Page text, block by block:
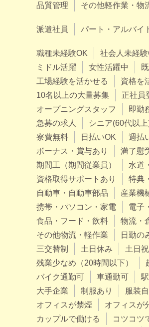
品質管理
その他軽作業・物
派遣社員 パート・アルバイ
職種未経験OK 社会人未経
ミドル活躍
女性活躍中
工場経験を活かせる
資格を
10名以上の大量募集
正社員
オープニングスタッフ
即勤
急募の求人
シニア(60代以
寮費無料
日払いOK 週払
ボーナス・賞与あり
満了慰
期間工（期間従業員）
水道
資格取得サポートあり
特典
自動車・自動車部品
産業機
携帯・パソコン・家電
電子
食品・フード・飲料
物流・
その他物流・軽作業
日勤の
三交替制
土日休み 土日
残業少なめ（20時間以下）
バイク通勤可
車通勤可
大手企業
制服あり 服装
オフィスが禁煙
オフィスが
カップルで働ける
コツコツ